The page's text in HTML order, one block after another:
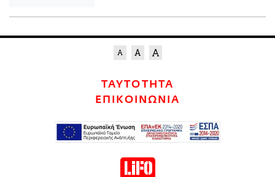
ΤΑΥΤΟΤΗΤΑ
ΕΠΙΚΟΙΝΩΝΙΑ